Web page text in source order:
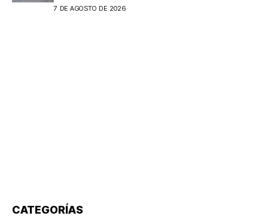
7 DE AGOSTO DE 2026
CATEGORÍAS